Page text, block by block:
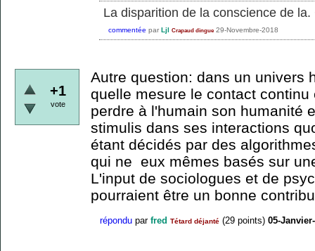
La disparition de la conscience de
commentée par Ljl Crapaud dingue 29-Novembre-2018
+1
vote
Autre question: dans un univers
quelle mesure le contact
perdre à l'humain son humanité
stimulis dans ses interactions
étant décidés par des
qui ne eux mêmes basés sur
L'input de sociologues et de
pourraient être un bonne
répondu par fred Tétard déjanté (29 points) 05-